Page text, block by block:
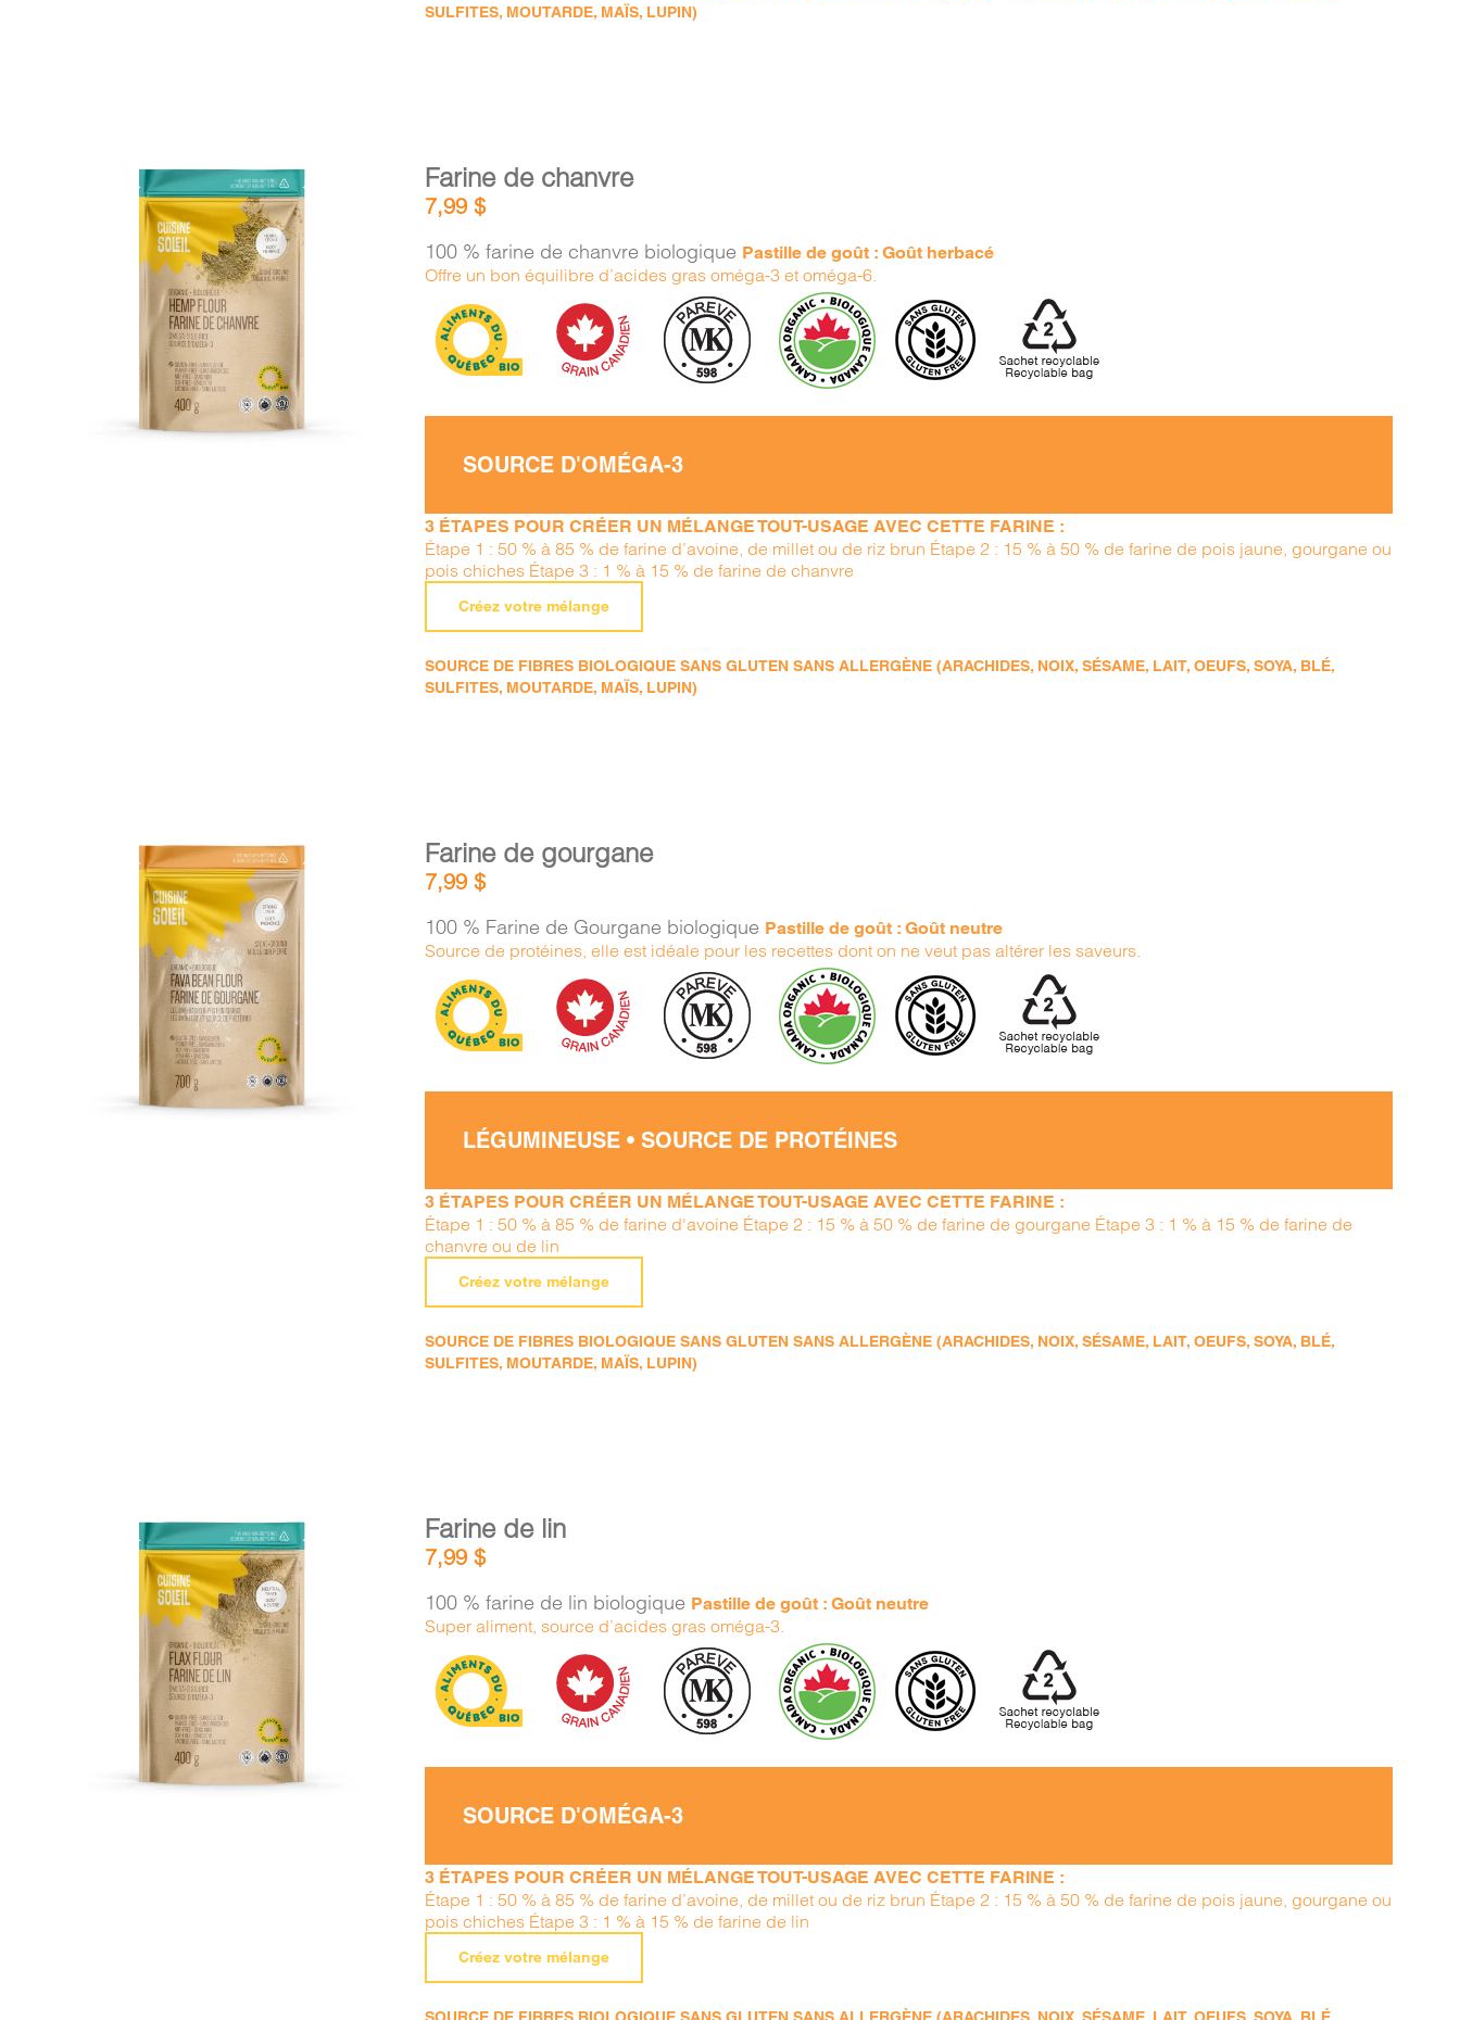
SULFITES, MOUTARDE, MAÏS, LUPIN)
AJOUTER AU PANIER
DÉTAILS
Farine de chanvre
7,99$
100 % farine de chanvre biologique Pastille de goût : Goût herbacé
Offre un bon équilibre d’acides gras oméga-3 et oméga-6.
SOURCE D'OMÉGA-3
3 ÉTAPES POUR CRÉER UN MÉLANGE TOUT-USAGE AVEC CETTE FARINE :
Étape 1 : 50 % à 85 % de farine d’avoine, de millet ou de riz brun Étape 2 : 15 % à 50 % de farine de pois jaune, gourgane ou
pois chiches Étape 3 : 1 % à 15 % de farine de chanvre
Créez votre mélange
SOURCE DE FIBRES BIOLOGIQUE SANS GLUTEN SANS ALLERGÈNE (ARACHIDES, NOIX, SÉSAME, LAIT, OEUFS, SOYA, BLÉ,
SULFITES, MOUTARDE, MAÏS, LUPIN)
AJOUTER AU PANIER
DÉTAILS
Farine de gourgane
7,99$
100 % Farine de Gourgane biologique Pastille de goût : Goût neutre
Source de protéines, elle est idéale pour les recettes dont on ne veut pas altérer les saveurs.
LÉGUMINEUSE • SOURCE DE PROTÉINES
3 ÉTAPES POUR CRÉER UN MÉLANGE TOUT-USAGE AVEC CETTE FARINE :
Étape 1 : 50 % à 85 % de farine d'avoine Étape 2 : 15 % à 50 % de farine de gourgane Étape 3 : 1 % à 15 % de farine de
chanvre ou de lin
Créez votre mélange
SOURCE DE FIBRES BIOLOGIQUE SANS GLUTEN SANS ALLERGÈNE (ARACHIDES, NOIX, SÉSAME, LAIT, OEUFS, SOYA, BLÉ,
SULFITES, MOUTARDE, MAÏS, LUPIN)
AJOUTER AU PANIER
DÉTAILS
Farine de lin
7,99$
100 % farine de lin biologique Pastille de goût : Goût neutre
Super aliment, source d’acides gras oméga-3.
SOURCE D'OMÉGA-3
3 ÉTAPES POUR CRÉER UN MÉLANGE TOUT-USAGE AVEC CETTE FARINE :
Étape 1 : 50 % à 85 % de farine d’avoine, de millet ou de riz brun Étape 2 : 15 % à 50 % de farine de pois jaune, gourgane ou
pois chiches Étape 3 : 1 % à 15 % de farine de lin
Créez votre mélange